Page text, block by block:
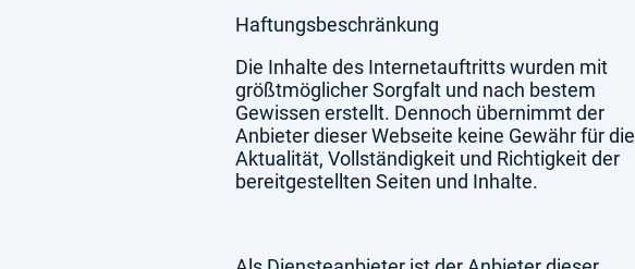
Haftungsbeschränkung
Die Inhalte des Internetauftritts wurden mit
größtmöglicher Sorgfalt und nach bestem
Gewissen erstellt. Dennoch übernimmt der
Anbieter dieser Webseite keine Gewähr für die
Aktualität, Vollständigkeit und Richtigkeit der
bereitgestellten Seiten und Inhalte.